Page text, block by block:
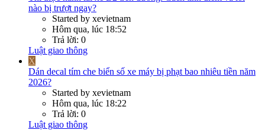
nào bị trượt ngay?
Started by xevietnam
Hôm qua, lúc 18:52
Trả lời: 0
Luật giao thông
X
Dán decal tím che biển số xe máy bị phạt bao nhiêu tiền năm
2026?
Started by xevietnam
Hôm qua, lúc 18:22
Trả lời: 0
Luật giao thông